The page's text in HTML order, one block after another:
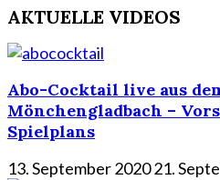
AKTUELLE VIDEOS
Abo-Cocktail live aus
Mönchengladbach –
Spielplans
13. September 202021.